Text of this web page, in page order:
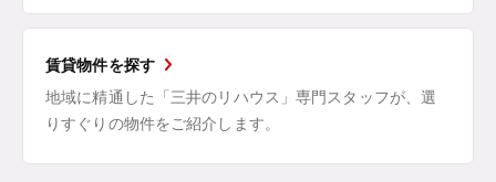
賃貸物件を探す
地域に精通した「三井のリハウス」専門スタッフが、選
りすぐりの物件をご紹介します。